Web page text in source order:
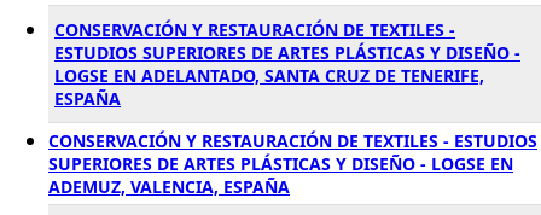
CONSERVACIÓN Y RESTAURACIÓN DE TEXTILES -
ESTUDIOS SUPERIORES DE ARTES PLÁSTICAS Y DISEÑO -
LOGSE EN ADELANTADO, SANTA CRUZ DE TENERIFE,
ESPAÑA
CONSERVACIÓN Y RESTAURACIÓN DE TEXTILES - ESTUDIOS
SUPERIORES DE ARTES PLÁSTICAS Y DISEÑO - LOGSE EN
ADEMUZ, VALENCIA, ESPAÑA